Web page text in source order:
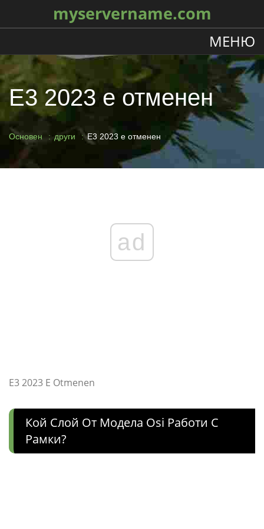
myservername.com
МЕНЮ
E3 2023 е отменен
Основен други E3 2023 е отменен
ad
E3 2023 E Otmenen
Кой Слой От Модела Osi Работи С
Рамки?